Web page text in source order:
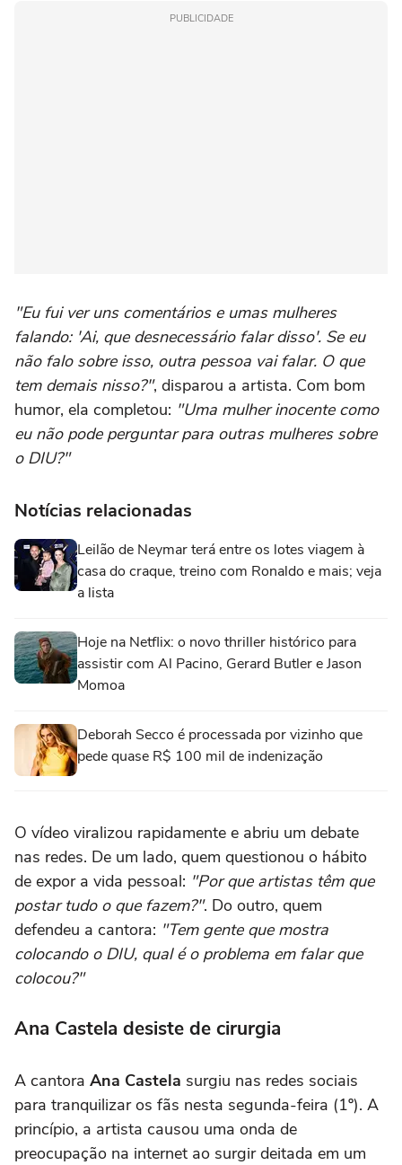
PUBLICIDADE
"Eu fui ver uns comentários e umas mulheres
falando: 'Ai, que desnecessário falar disso'. Se eu
não falo sobre isso, outra pessoa vai falar. O que
tem demais nisso?", disparou a artista. Com bom
humor, ela completou: "Uma mulher inocente como
eu não pode perguntar para outras mulheres sobre
o DIU?"
Notícias relacionadas
Leilão de Neymar terá entre os lotes viagem à
casa do craque, treino com Ronaldo e mais; veja
a lista
Hoje na Netflix: o novo thriller histórico para
assistir com Al Pacino, Gerard Butler e Jason
Momoa
Deborah Secco é processada por vizinho que
pede quase R$ 100 mil de indenização
O vídeo viralizou rapidamente e abriu um debate
nas redes. De um lado, quem questionou o hábito
de expor a vida pessoal: "Por que artistas têm que
postar tudo o que fazem?". Do outro, quem
defendeu a cantora: "Tem gente que mostra
colocando o DIU, qual é o problema em falar que
colocou?"
Ana Castela desiste de cirurgia
A cantora Ana Castela surgiu nas redes sociais
para tranquilizar os fãs nesta segunda-feira (1º). A
princípio, a artista causou uma onda de
preocupação na internet ao surgir deitada em um